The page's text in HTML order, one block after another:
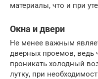
материалы, что и при
Окна и двери
Не менее важным
дверных проемов, ведь
проникать холодный
лутку, при